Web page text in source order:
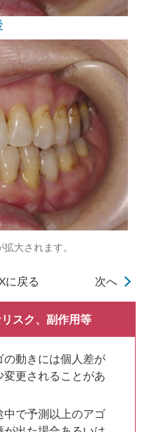
大されます。
次へ
に戻る
スク、副作用等
の動きには個人差が
変更されることがあ
で予測以上のアゴ